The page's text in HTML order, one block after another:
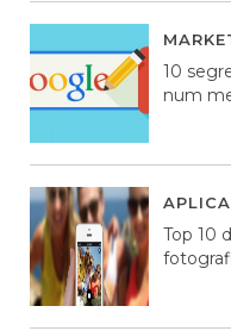
10
num
Top 10